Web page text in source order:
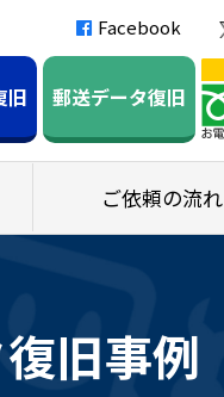
Facebook
旧 郵送データ復旧
ご依頼の流れ
旧事例